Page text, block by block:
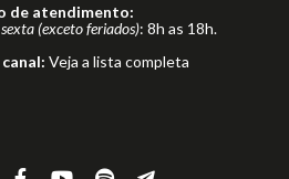
de atendimento:
(exceto feriados): 8h as 18h.
Veja a lista completa